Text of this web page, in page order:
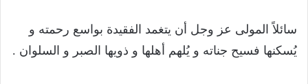
سائلاً المولى عز وجل أن يتغمد الفقيدة بواسع رحمته و
يُسكنها فسيح جناته و يُلهم أهلها و ذويها الصبر و السلوان .